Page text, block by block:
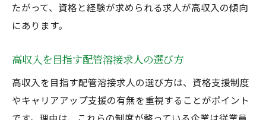
たがって、資格と経験が求められる求人が高収入の傾向
にあります。
高収入を目指す配管溶接求人の選び方
高収入を目指す配管溶接求人の選び方は、資格支援制度
やキャリアアップ支援の有無を重視することがポイント